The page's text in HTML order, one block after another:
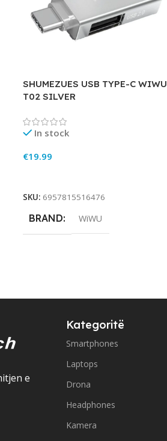
SHUMEZUES USB TYPE-C WIWU
T02 SILVER
In stock
€19.99
SKU: 6957815516476
BRAND WiWU
e
Kategoritë
Smartphones
Laptops
Drona
Headphones
Kamera